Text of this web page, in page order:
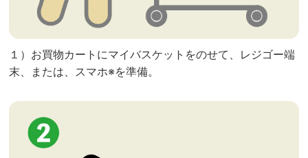
１）お買物カートにマイバスケットをのせて、レジゴー端
末、または、スマホ※を準備。